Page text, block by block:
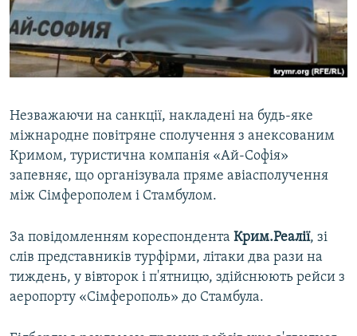
ВІДЕОУРОКИ «ELIFBE»
СВІДЧЕННЯ ОКУПАЦІЇ
УКРАЇНСЬКА ПРОБЛЕМА КРИМУ
Русский
Qırımtatar
Усі сайти RFE/RL
Незважаючи на санкції, накладені на будь-яке
міжнародне повітряне сполучення з анексованим
Кримом, туристична компанія «Ай-Софія»
запевняє, що організувала пряме авіасполучення
між Сімферополем і Стамбулом.
За повідомленням кореспондента Крим.Реалії, зі
слів представників турфірми, літаки два рази на
тиждень, у вівторок і п'ятницю, здійснюють рейси з
аеропорту «Сімферополь» до Стамбула.